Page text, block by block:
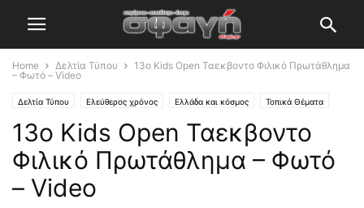
Home Δελτία Τύπου
13ο Kids Open Ταεκβοντο Φιλικό Πρωτάθλημα
– Φωτό – Video
Δελτία Τύπου Ελεύθερος χρόνος Ελλάδα και κόσμος Τοπικά Θέματα
13ο Kids Open Ταεκβοντο
Φιλικό Πρωτάθλημα – Φωτό
– Video